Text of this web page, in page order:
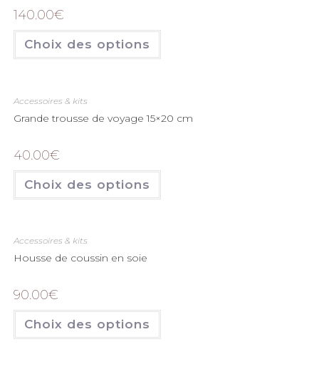
140.00€
Choix des options
Accessoires & kits
Grande trousse de voyage 15×20 cm
40.00€
Choix des options
Accessoires & kits
Housse de coussin en soie
90.00€
Choix des options